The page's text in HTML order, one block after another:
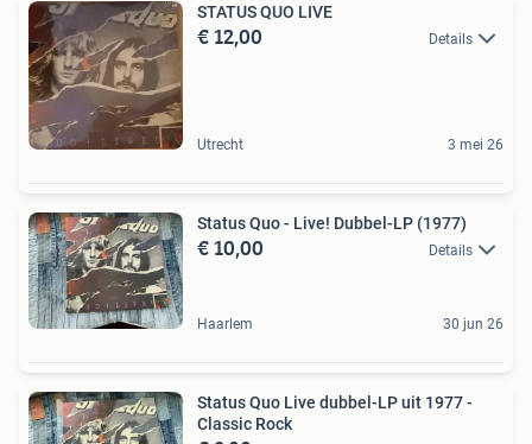
STATUS QUO LIVE
€ 12,00 Details
Utrecht 3 mei 26
Status Quo - Live! Dubbel-LP (1977)
€ 10,00 Details
Haarlem 30 jun 26
Status Quo Live dubbel-LP uit 1977 -
Classic Rock